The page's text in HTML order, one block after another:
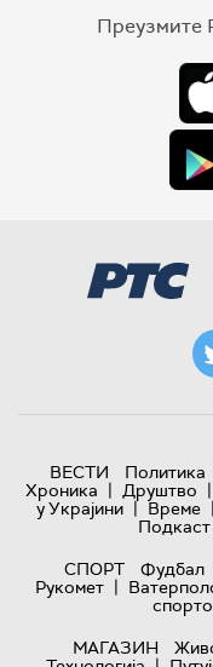
Преузмите
ВЕСТИ Политика
Хроника | Друштво |
у Украјини | Време |
Подкаст
СПОРТ
Фудбал
Рукомет |
МАГАЗИН